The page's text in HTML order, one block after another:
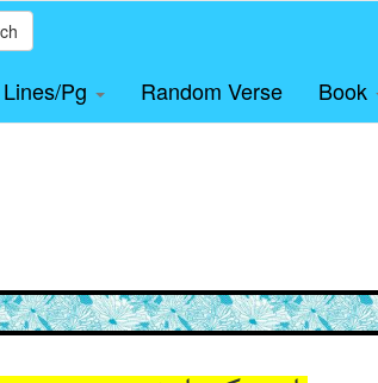
Lines/Pg Random Verse Book